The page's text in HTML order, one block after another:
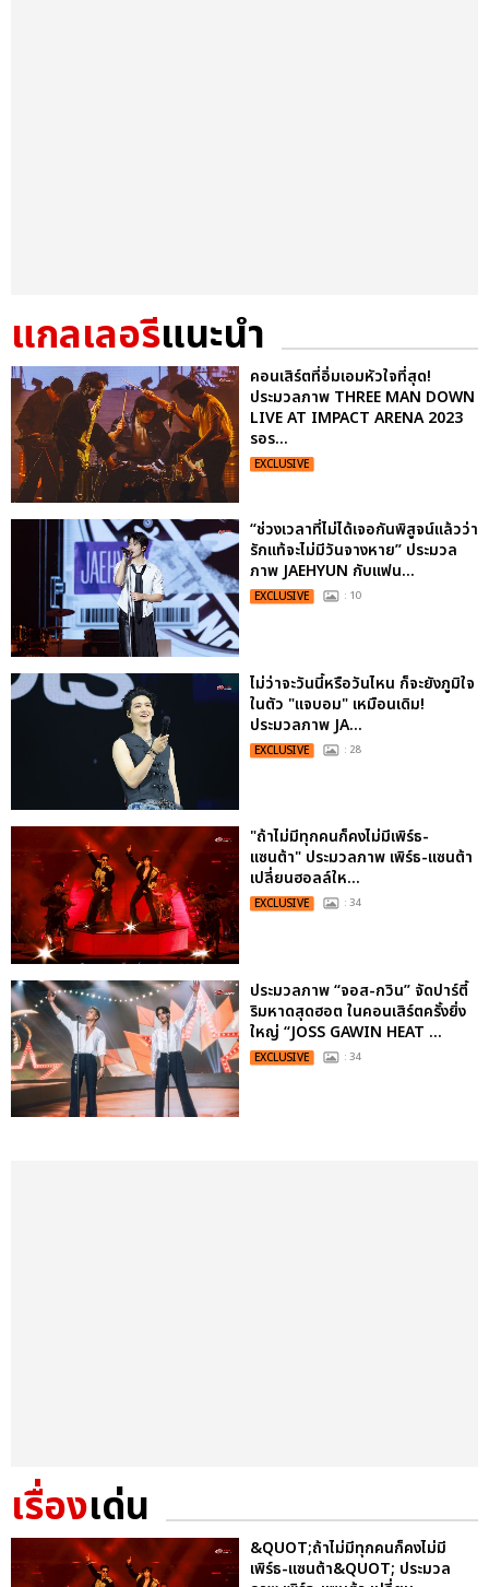
แกลเลอรีแนะนำ
คอนเสิร์ตที่อิ่มเอมหัวใจที่สุด!
ประมวลภาพ THREE MAN DOWN
LIVE AT IMPACT ARENA 2023
รอร...
EXCLUSIVE
“ช่วงเวลาที่ไม่ได้เจอกันพิสูจน์แล้วว่า
รักแท้จะไม่มีวันจางหาย” ประมวล
ภาพ JAEHYUN กับแฟน...
EXCLUSIVE : 10
ไม่ว่าจะวันนี้หรือวันไหน ก็จะยังภูมิใจ
ในตัว "แจบอม" เหมือนเดิม!
ประมวลภาพ JA...
EXCLUSIVE : 28
"ถ้าไม่มีทุกคนก็คงไม่มีเพิร์ธ-
แซนต้า" ประมวลภาพ เพิร์ธ-แซนต้า
เปลี่ยนฮอลล์ให...
EXCLUSIVE : 34
ประมวลภาพ “จอส-กวิน” จัดปาร์ตี้
ริมหาดสุดฮอต ในคอนเสิร์ตครั้งยิ่ง
ใหญ่ “JOSS GAWIN HEAT ...
EXCLUSIVE : 34
เรื่องเด่น
&QUOT;ถ้าไม่มีทุกคนก็คงไม่มี
เพิร์ธ-แซนต้า&QUOT; ประมวล